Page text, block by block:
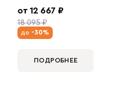
от 12 667 ₽
18 095 ₽
до -30%
ПОДРОБНЕЕ